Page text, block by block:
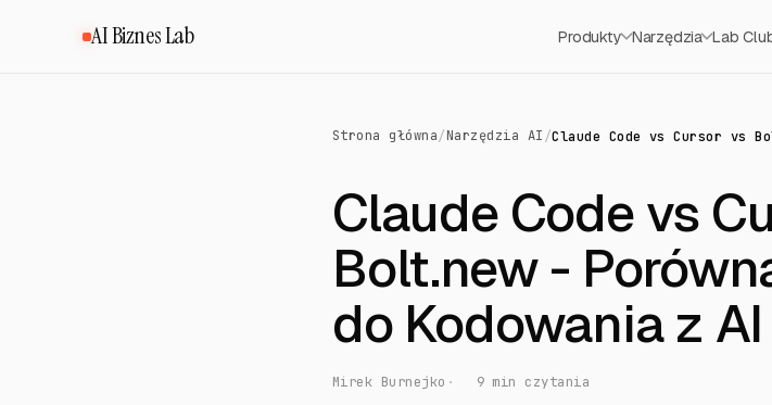
AI Biznes Lab Produkty Narzędzia Lab
Strona główna/Narzędzia AI/Claude Code vs Cursor vs
Claude Code vs
Bolt.new -
do Kodowania z
Mirek Burnejko 9 min czytania